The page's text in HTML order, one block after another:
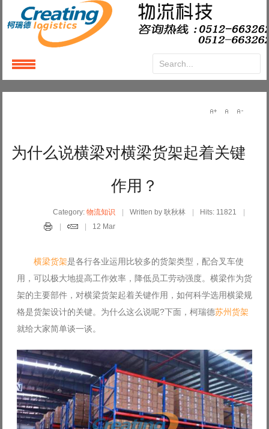
为什么说横梁对横梁货架起着关键
作用？
Category:物流知识 Written by 耿秋林
Hits: 11821
12 Mar
横梁货架是各行各业运用比较多的货架类型，配合叉车使
用，可以极大地提高工作效率，降低员工劳动强度。横梁作为货
架的主要部件，对横梁货架起着关键作用，如何科学选用横梁规
格是货架设计的关键。为什么这么说呢?下面，柯瑞德苏州货架
就给大家简单谈一谈。
LoginorRegister
Remember Me
Log in with Facebook
Forgot your password?
Forgot your username?